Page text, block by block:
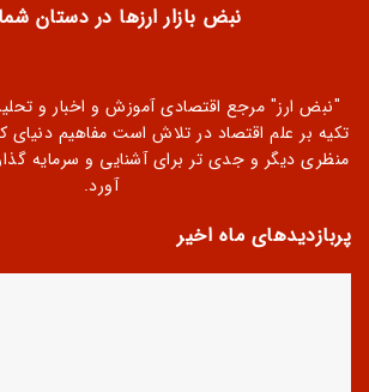
نبض بازار ارزها در دستان
"نبض ارز" مرجع اقتصادی آموزش و اخبار و
تکیه بر علم اقتصاد در تلاش است مفاهیم دنیای
منظری دیگر و جدی تر برای آشنایی و سرمایه
آورد.
پربازدیدهای ماه اخیر